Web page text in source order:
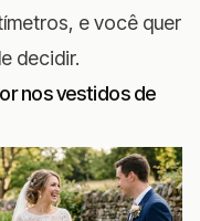
e você quer
decidir.
nos vestidos de